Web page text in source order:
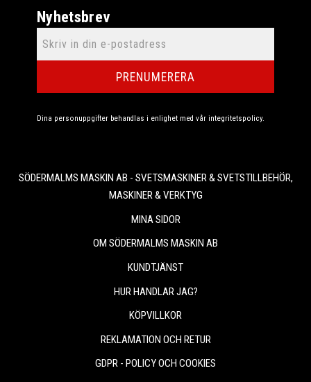
Nyhetsbrev
PRENUMERERA
Dina personuppgifter behandlas i enlighet med vår integritetspolicy.
SÖDERMALMS MASKIN AB - SVETSMASKINER & SVETSTILLBEHÖR,
MASKINER & VERKTYG
MINA SIDOR
OM SÖDERMALMS MASKIN AB
KUNDTJÄNST
HUR HANDLAR JAG?
KÖPVILLKOR
REKLAMATION OCH RETUR
GDPR - POLICY OCH COOKIES